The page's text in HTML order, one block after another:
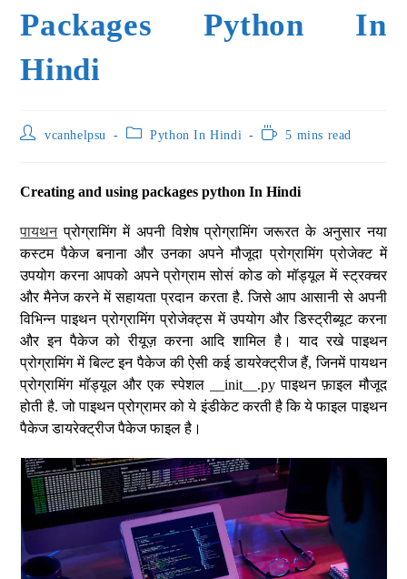
Packages Python In
Hindi
vcanhelpsu Python In Hindi 5 mins read
Creating and using packages python In Hindi
पायथनप्रोग्रामिंग में अपनी विशेष प्रोग्रामिंग जरूरत के अनुसार नया
कस्टम पैकेज बनाना और उनका अपने मौजूदा प्रोग्रामिंग प्रोजेक्ट में
उपयोग करना आपको अपने प्रोग्राम सोर्स कोड को मॉड्यूल में स्ट्रक्चर
और मैनेज करने में सहायता प्रदान करता है. जिसे आप आसानी से अपनी
विभिन्न पाइथन प्रोग्रामिंग प्रोजेक्ट्स में उपयोग और डिस्ट्रीब्यूट करना
और इन पैकेज को रीयूज़ करना आदि शामिल है। याद रखे पाइथन
प्रोग्रामिंग में बिल्ट इन पैकेज की ऐसी कई डायरेक्ट्रीज हैं, जिनमें पायथन
प्रोग्रामिंग मॉड्यूल और एक स्पेशल __init__.py पाइथन फ़ाइल मौजूद
होती है. जो पाइथन प्रोग्रामर को ये इंडीकेट करती है कि ये फाइल पाइथन
पैकेज डायरेक्ट्रीज पैकेज फाइल है।